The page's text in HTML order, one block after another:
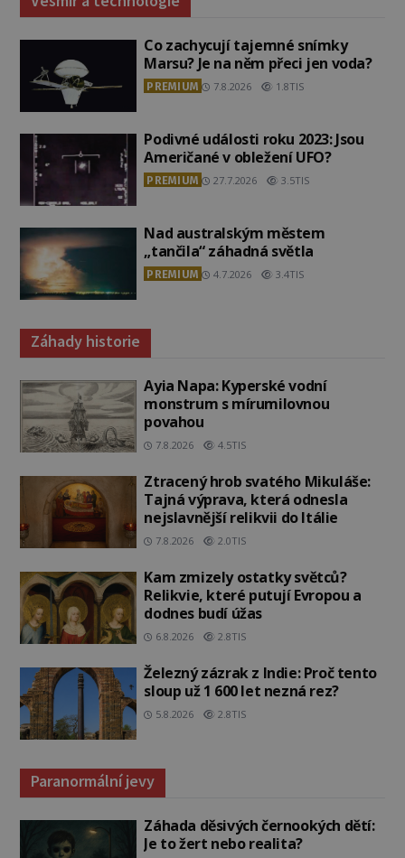
Co zachycují tajemné snímky
Marsu? Je na něm přeci jen voda?
PREMIUM 7.8.2026 1.8TIS
Podivné události roku 2023: Jsou
Američané v obležení UFO?
PREMIUM 27.7.2026 3.5TIS
Nad australským městem
„tančila“ záhadná světla
PREMIUM 4.7.2026 3.4TIS
Záhady historie
Ayia Napa: Kyperské vodní
monstrum s mírumilovnou
povahou
7.8.2026 4.5TIS
Ztracený hrob svatého Mikuláše:
Tajná výprava, která odnesla
nejslavnější relikvii do Itálie
7.8.2026 2.0TIS
Kam zmizely ostatky světců?
Relikvie, které putují Evropou a
dodnes budí úžas
6.8.2026 2.8TIS
Železný zázrak z Indie: Proč tento
sloup už 1 600 let nezná rez?
5.8.2026 2.8TIS
Paranormální jevy
Záhada děsivých černookých dětí:
Je to žert nebo realita?